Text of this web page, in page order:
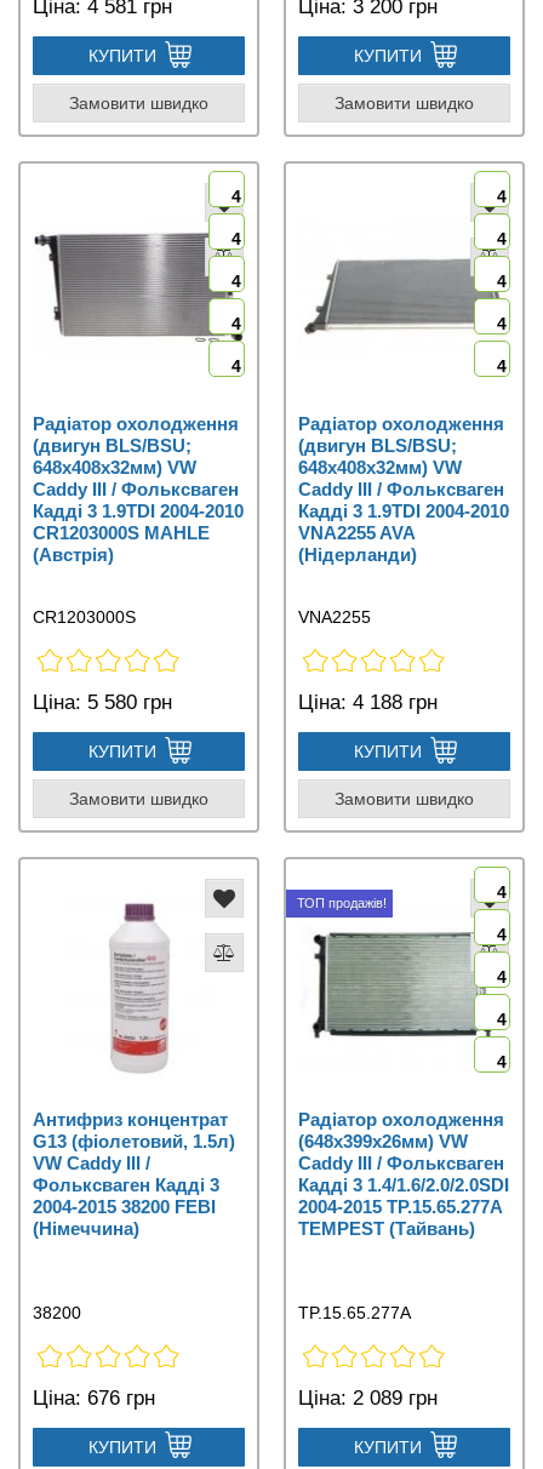
Ціна: 4 581 грн
КУПИТИ
Замовити швидко
Ціна: 3 200 грн
КУПИТИ
Замовити швидко
4
4
4
4
4
Радіатор охолодження
(двигун BLS/BSU;
648x408x32мм) VW
Caddy III / Фольксваген
Кадді 3 1.9TDI 2004-2010
CR1203000S MAHLE
(Австрія)
CR1203000S
Ціна: 5 580 грн
КУПИТИ
Замовити швидко
4
4
4
4
4
Радіатор охолодження
(двигун BLS/BSU;
648x408x32мм) VW
Caddy III / Фольксваген
Кадді 3 1.9TDI 2004-2010
VNA2255 AVA
(Нідерланди)
VNA2255
Ціна: 4 188 грн
КУПИТИ
Замовити швидко
Антифриз концентрат
G13 (фіолетовий, 1.5л)
VW Caddy III /
Фольксваген Кадді 3
2004-2015 38200 FEBI
(Німеччина)
38200
Ціна: 676 грн
КУПИТИ
ТОП продажів!
4
4
4
4
4
Радіатор охолодження
(648x399x26мм) VW
Caddy III / Фольксваген
Кадді 3 1.4/1.6/2.0/2.0SDI
2004-2015 TP.15.65.277A
TEMPEST (Тайвань)
TP.15.65.277A
Ціна: 2 089 грн
КУПИТИ